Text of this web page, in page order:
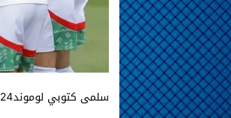
سلمى كتوبي لوموند24